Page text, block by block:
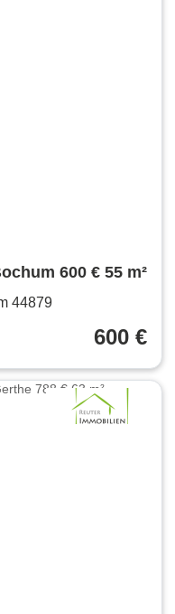
600 € 55 m²
44879
600 €